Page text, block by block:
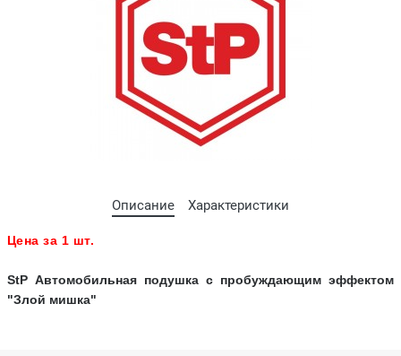
Описание Характеристики
Цена за 1 шт.
StP Автомобильная подушка с пробуждающим эффектом
"Злой мишка"